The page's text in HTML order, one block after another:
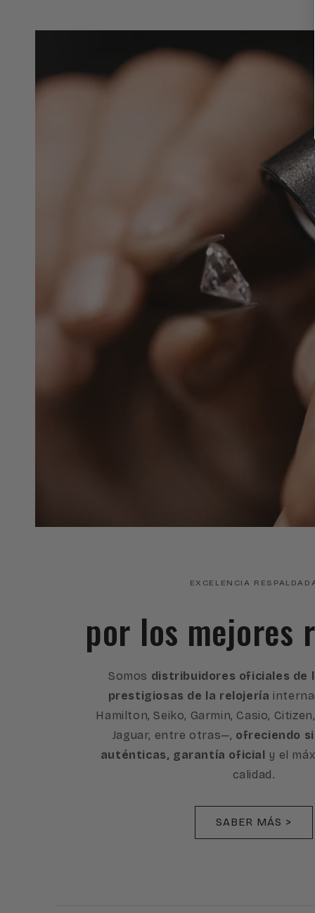
EXCELENCIA
por los mejores
Somos distribuidores oficiales de
prestigiosas de la relojería
Hamilton, Seiko, Garmin, Casio,
Jaguar, entre otras—, ofreciendo
auténticas, garantía oficial y el
calidad.
SABER MÁS >